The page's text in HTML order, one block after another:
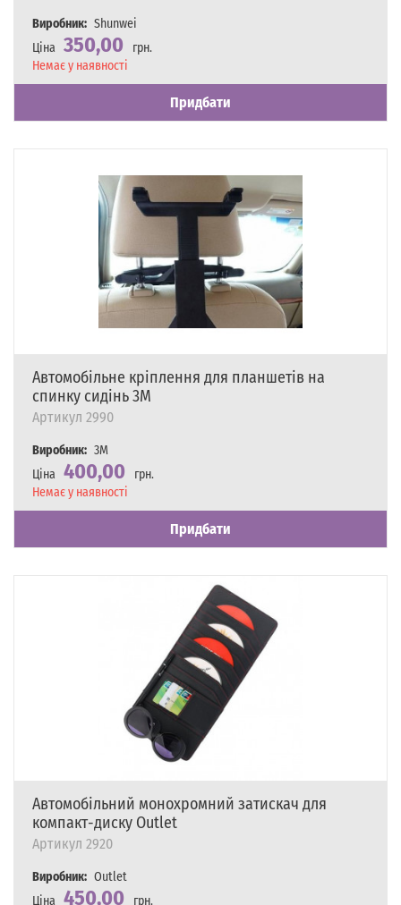
Виробник: Shunwei
Ціна 350,00
грн.
Наявність
Немає у наявності
Придбати
Автомобільне кріплення для планшетів на
спинку сидінь 3M
Артикул 2990
Виробник: 3M
Ціна 400,00
грн.
Наявність
Немає у наявності
Придбати
Автомобільний монохромний затискач для
компакт-диску Outlet
Артикул 2920
Виробник: Outlet
Ціна 450,00 грн.